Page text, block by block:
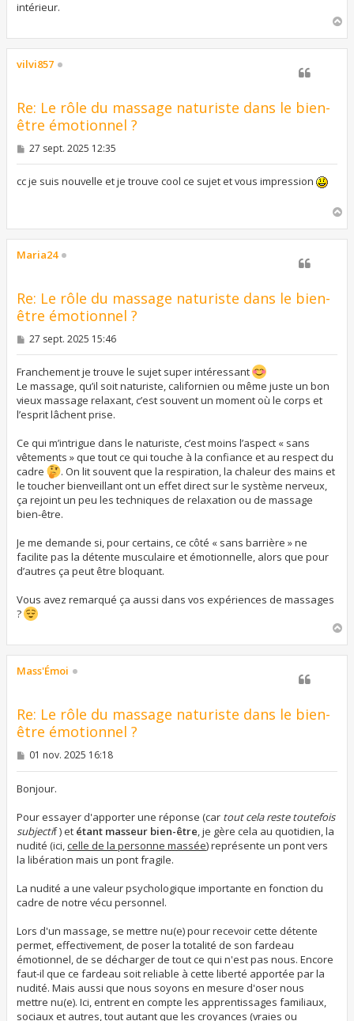
intérieur.
u
vilvi857
Re: Le rôle du massage naturiste dans le bien-
être émotionnel ?
M
s
a
27 sept. 2025 12:35
cc je suis nouvelle et je trouve cool ce sujet et vous impression
u
Maria24
Re: Le rôle du massage naturiste dans le bien-
être émotionnel ?
M
s
a
g
e
27 sept. 2025 15:46
Franchement je trouve le sujet super intéressant
Le massage, qu’il soit naturiste, californien ou même juste un bon
vieux massage relaxant, c’est souvent un moment où le corps et
l’esprit lâchent prise.
Ce qui m’intrigue dans le naturiste, c’est moins l’aspect « sans
vêtements » que tout ce qui touche à la confiance et au respect du
cadre
. On lit souvent que la respiration, la chaleur des mains et
le toucher bienveillant ont un effet direct sur le système nerveux,
ça rejoint un peu les techniques de relaxation ou de massage
bien-être.
Je me demande si, pour certains, ce côté « sans barrière » ne
facilite pas la détente musculaire et émotionnelle, alors que pour
d’autres ça peut être bloquant.
Vous avez remarqué ça aussi dans vos expériences de massages
?
a
u
Mass'Émoi
Re: Le rôle du massage naturiste dans le bien-
être émotionnel ?
M
s
e
01 nov. 2025 16:18
Bonjour.
Pour essayer d'apporter une réponse (car tout cela reste toutefois
subjectif ) et étant masseur bien-être, je gère cela au quotidien, la
nudité (ici,celle de la personne massée) représente un pont vers
la libération mais un pont fragile.
La nudité a une valeur psychologique importante en fonction du
cadre de notre vécu personnel.
Lors d'un massage, se mettre nu(e) pour recevoir cette détente
permet, effectivement, de poser la totalité de son fardeau
émotionnel, de se décharger de tout ce qui n'est pas nous. Encore
faut-il que ce fardeau soit reliable à cette liberté apportée par la
nudité. Mais aussi que nous soyons en mesure d'oser nous
mettre nu(e). Ici, entrent en compte les apprentissages familiaux,
sociaux et autres, tout autant que les croyances (vraies ou